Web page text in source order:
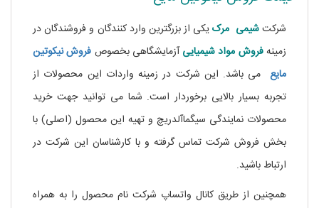
شرکتشیمی مرکیکی از بزرگترین وارد کنندگان و فروشندگان در
زمینهفروش مواد شیمیاییآزمایشگاهی بخصوص فروش نیکوتین
مایع می باشد. این شرکت در زمینه واردات این محصولات از
تجربه بسیار بالایی برخوردار است. شما می توانید جهت خرید
محصولات نمایندگی سیگماآلدریچ و تهیه این محصول (اصلی) با
بخش فروش شرکت تماس گرفته و با کارشناسان این شرکت در
ارتباط باشید.
همچنین از طریق کانال واتساپ شرکت نام محصول را به همراه